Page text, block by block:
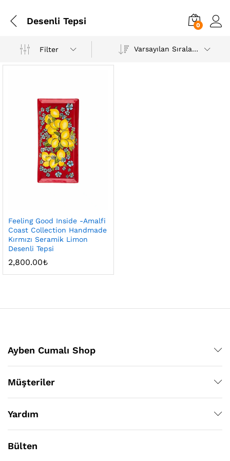
Desenli Tepsi 0
Filter Varsayılan Sıralama
Feeling Good Inside -Amalfi
Coast Collection Handmade
Kırmızı Seramik Limon
Desenli Tepsi
2,800.00₺
Ayben Cumalı Shop
Müşteriler
Yardım
Bülten